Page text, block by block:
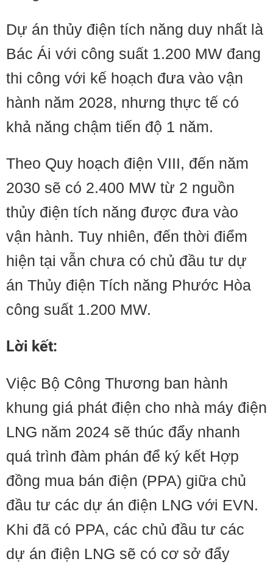
Dự án thủy điện tích năng duy nhất là
Bác Ái với công suất 1.200 MW đang
thi công với kế hoạch đưa vào vận
hành năm 2028, nhưng thực tế có
khả năng chậm tiến độ 1 năm.
Theo Quy hoạch điện VIII, đến năm
2030 sẽ có 2.400 MW từ 2 nguồn
thủy điện tích năng được đưa vào
vận hành. Tuy nhiên, đến thời điểm
hiện tại vẫn chưa có chủ đầu tư dự
án Thủy điện Tích năng Phước Hòa
công suất 1.200 MW.
Lời kết:
Việc Bộ Công Thương ban hành
khung giá phát điện cho nhà máy điện
LNG năm 2024 sẽ thúc đẩy nhanh
quá trình đàm phán để ký kết Hợp
đồng mua bán điện (PPA) giữa chủ
đầu tư các dự án điện LNG với EVN.
Khi đã có PPA, các chủ đầu tư các
dự án điện LNG sẽ có cơ sở đẩy